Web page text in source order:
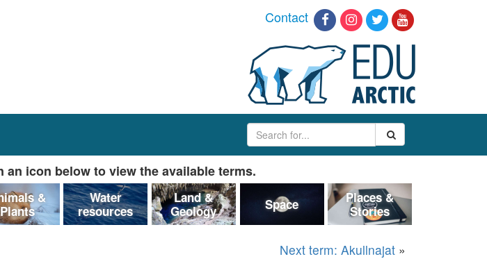
Contact
icon below to view the available terms.
&
Plants
Water
resources
Land &
Geology
Space
Places &
Stories
Next term: Akullnajat »